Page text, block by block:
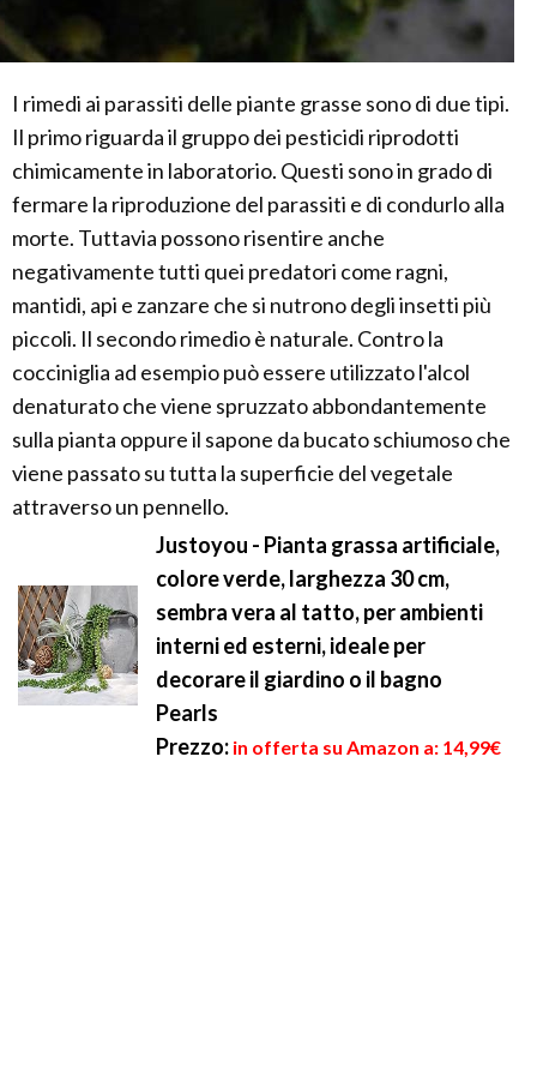
I rimedi ai parassiti delle piante grasse sono di due tipi.
Il primo riguarda il gruppo dei pesticidi riprodotti
chimicamente in laboratorio. Questi sono in grado di
fermare la riproduzione del parassiti e di condurlo alla
morte. Tuttavia possono risentire anche
negativamente tutti quei predatori come ragni,
mantidi, api e zanzare che si nutrono degli insetti più
piccoli. Il secondo rimedio è naturale. Contro la
cocciniglia ad esempio può essere utilizzato l'alcol
denaturato che viene spruzzato abbondantemente
sulla pianta oppure il sapone da bucato schiumoso che
viene passato su tutta la superficie del vegetale
attraverso un pennello.
Justoyou - Pianta grassa artificiale,
colore verde, larghezza 30 cm,
sembra vera al tatto, per ambienti
interni ed esterni, ideale per
decorare il giardino o il bagno
Pearls
Prezzo: in offerta su Amazon a: 14,99€